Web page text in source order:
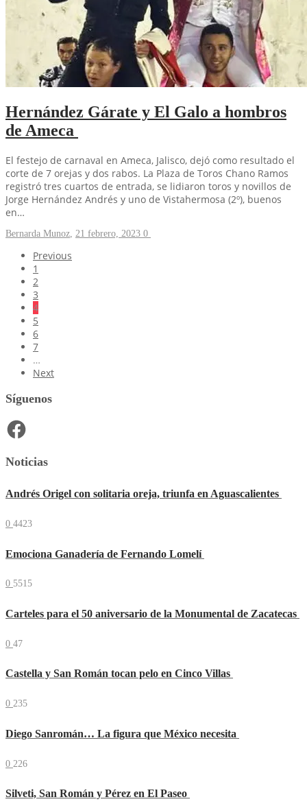
Hernández Gárate y El Galo a hombros
de Ameca
El festejo de carnaval en Ameca, Jalisco, dejó como resultado el
corte de 7 orejas y dos rabos. La Plaza de Toros Chano Ramos
registró tres cuartos de entrada, se lidiaron toros y novillos de
Jorge Hernández Andrés y uno de Vistahermosa (2º), buenos
en…
Bernarda Munoz, 21 febrero, 2023 0
Previous
1
2
3
4
5
6
7
…
Next
Síguenos
Facebook
Noticias
Andrés Origel con solitaria oreja, triunfa en Aguascalientes
0 4423
Emociona Ganadería de Fernando Lomelí
0 5515
Carteles para el 50 aniversario de la Monumental de Zacatecas
0 47
Castella y San Román tocan pelo en Cinco Villas
0 235
Diego Sanromán… La figura que México necesita
0 226
Silveti, San Román y Pérez en El Paseo